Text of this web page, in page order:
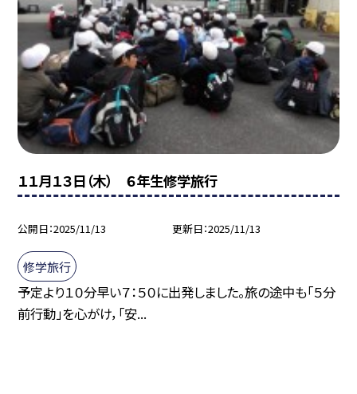
１１月１３日（木） ６年生修学旅行
公開日 2025/11/13 更新日 2025/11/13
修学旅行
予定より１０分早い７：５０に出発しました。旅の途中も「５分
前行動」を心がけ，「安...